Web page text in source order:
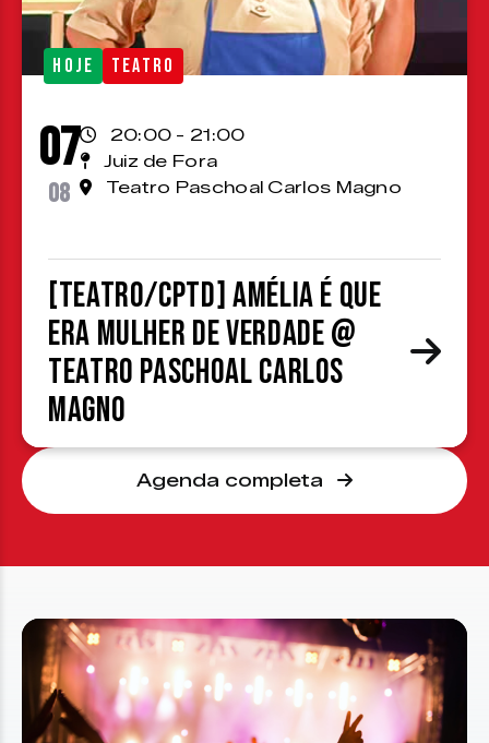
HOJE TEATRO
07
08
20:00 - 21:00
Juiz de Fora
Teatro Paschoal Carlos Magno
[TEATRO/CPTD] Amélia é que
era mulher de verdade @
Teatro Paschoal Carlos
Magno
Agenda completa